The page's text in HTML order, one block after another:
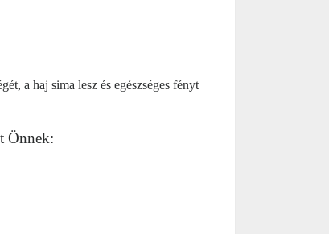
a haj sima lesz és egészséges fényt
Önnek: